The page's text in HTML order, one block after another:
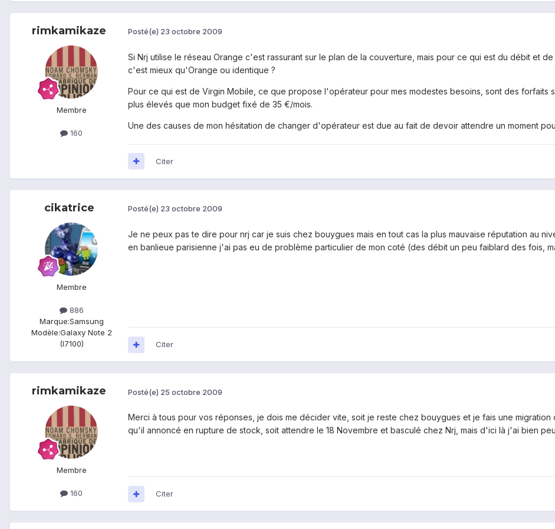
rimkamikaze
Membre
160
Posté(e) 23 octobre 2009
Si Nrj utilise le réseau Orange c'est rassurant sur le plan de la couverture, mais pour ce qui est du débit et
c'est mieux qu'Orange ou identique ?
Pour ce qui est de Virgin Mobile, ce que propose l'opérateur pour mes modestes besoins, sont des forfaits
plus élevés que mon budget fixé de 35 €/mois.
Une des causes de mon hésitation de changer d'opérateur est due au fait de devoir attendre un moment
Citer
cikatrice
Membre
886
Marque:Samsung
Modèle:Galaxy Note 2
(I7100)
Posté(e) 23 octobre 2009
Je ne peux pas te dire pour nrj car je suis chez bouygues mais en tout cas la plus mauvaise réputation au
en banlieue parisienne j'ai pas eu de problème particulier de mon coté (des débit un peu faiblard des fois,
Citer
rimkamikaze
Membre
160
Posté(e) 25 octobre 2009
Merci à tous pour vos réponses, je dois me décider vite, soit je reste chez bouygues et je fais une
qu'il annoncé en rupture de stock, soit attendre le 18 Novembre et basculé chez Nrj, mais d'ici là j'ai bien
Citer